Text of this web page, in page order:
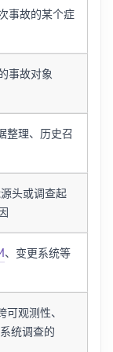
事故的某个症
事故对象
整理、历史召
头或调查起
、变更系统等
观测性、
系统调查的